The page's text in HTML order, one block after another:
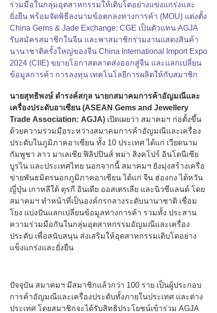
ร่วมมือในกลุ่มอุตสาหกรรมให้เติบโตอย่างแข่งแกร่งและ
ยั่งยืน พร้อมจัดพิธีลงนามข้อตกลงทางการค้า (MOU) แต่งตั้ง
China Gems & Jade Exchange: CGE เป็นตัวแทน AGJA
รับสมัครสมาชิกในจีน และพาสมาชิกร่วมงานแสดงสินค้า
นานาชาติครั้งใหญ่ของจีน China International Import Expo
2024 (CIIE) ขยายโอกาสตลาดส่งออกสู่จีน และแลกเปลี่ยน
ข้อมูลการค้า การลงทุน เทคโนโลยีการผลิตให้กับสมาชิก
นายสุทธิพงษ์ ดำรงค์สกุล นายกสมาคมการค้าอัญมณีและ
เครื่องประดับอาเซียน (ASEAN Gems and Jewellery
Trade Association: AGJA) เปิดเผยว่า สมาคมฯ ก่อตั้งขึ้น
ด้วยความร่วมมือระหว่างสมาคมการค้าอัญมณีและเครื่อง
ประดับในภูมิภาคอาเซียน ทั้ง 10 ประเทศ ได้แก่ เวียดนาม
กัมพูชา ลาว มาเลเซีย ฟิลิปปินส์ พม่า สิงคโปร์ อินโดนีเซีย
บูรไน และประเทศไทย นอกจากนี้ สมาคมฯ ยังมุ่งสร้างเครือ
ข่ายพันธมิตรนอกภูมิภาคอาเซียน ได้แก่ จีน ฮ่องกง ไต้หวัน
ญี่ปุ่น เกาหลีใต้ ตุรกี อินเดีย ออสเตรเลีย และนิวซีแลนด์ โดย
สมาคมฯ ทำหน้าที่เป็นองค์กรกลางระดับนานาชาติ เชื่อม
โยง แบ่งปันแลกเปลี่ยนข้อมูลทางการค้า รวมทั้ง ประสาน
ความร่วมมือกันในกลุ่มอุตสาหกรรมอัญมณีและเครื่อง
ประดับ เพื่อสนับสนุน ส่งเสริมให้อุตสาหกรรมเติบโตอย่าง
แข็งแกร่งและยั่งยืน
ปัจจุบัน สมาคมฯ มีสมาชิกแล้วกว่า 100 ราย เป็นผู้ประกอบ
การค้าอัญมณีและเครื่องประดับทั้งภายในประเทศ และต่าง
ประเทศ โดยสมาชิกจะได้รับสิทธิประโยชน์เข้าร่วม AGJA